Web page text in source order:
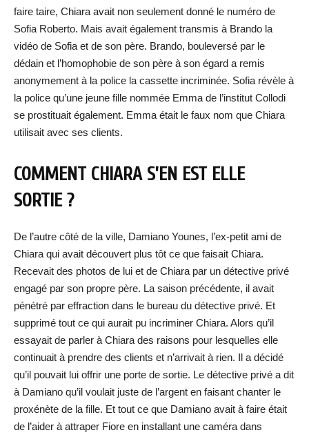
faire taire, Chiara avait non seulement donné le numéro de
Sofia Roberto. Mais avait également transmis à Brando la
vidéo de Sofia et de son père. Brando, bouleversé par le
dédain et l’homophobie de son père à son égard a remis
anonymement à la police la cassette incriminée. Sofia révèle à
la police qu’une jeune fille nommée Emma de l’institut Collodi
se prostituait également. Emma était le faux nom que Chiara
utilisait avec ses clients.
COMMENT CHIARA S’EN EST ELLE
SORTIE ?
De l’autre côté de la ville, Damiano Younes, l’ex-petit ami de
Chiara qui avait découvert plus tôt ce que faisait Chiara.
Recevait des photos de lui et de Chiara par un détective privé
engagé par son propre père. La saison précédente, il avait
pénétré par effraction dans le bureau du détective privé. Et
supprimé tout ce qui aurait pu incriminer Chiara. Alors qu’il
essayait de parler à Chiara des raisons pour lesquelles elle
continuait à prendre des clients et n’arrivait à rien. Il a décidé
qu’il pouvait lui offrir une porte de sortie. Le détective privé a dit
à Damiano qu’il voulait juste de l’argent en faisant chanter le
proxénète de la fille. Et tout ce que Damiano avait à faire était
de l’aider à attraper Fiore en installant une caméra dans